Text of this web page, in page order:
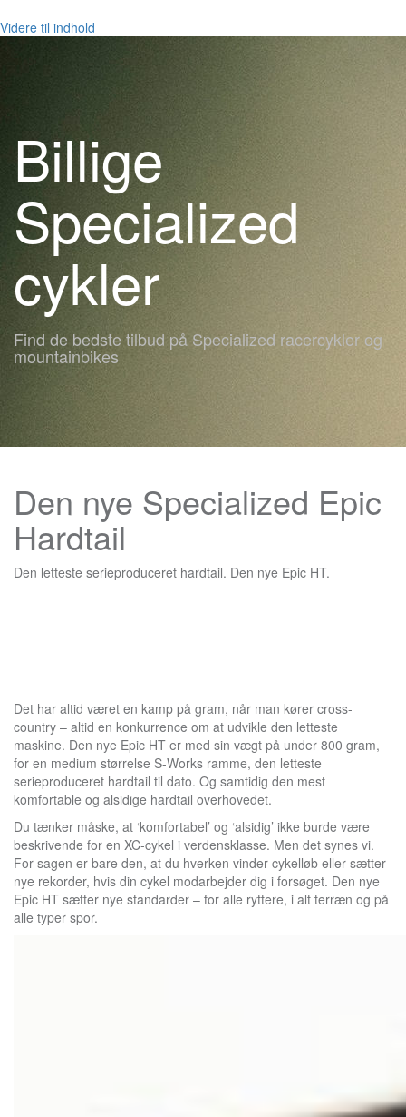
Videre til indhold
Billige
Specialized
cykler
Find de bedste tilbud på Specialized racercykler og
mountainbikes
Den nye Specialized Epic
Hardtail
Den letteste serieproduceret hardtail. Den nye Epic HT.
Det har altid været en kamp på gram, når man kører cross-
country – altid en konkurrence om at udvikle den letteste
maskine. Den nye Epic HT er med sin vægt på under 800 gram,
for en medium størrelse S-Works ramme, den letteste
serieproduceret hardtail til dato. Og samtidig den mest
komfortable og alsidige hardtail overhovedet.
Du tænker måske, at ‘komfortabel’ og ‘alsidig’ ikke burde være
beskrivende for en XC-cykel i verdensklasse. Men det synes vi.
For sagen er bare den, at du hverken vinder cykelløb eller sætter
nye rekorder, hvis din cykel modarbejder dig i forsøget. Den nye
Epic HT sætter nye standarder – for alle ryttere, i alt terræn og på
alle typer spor.